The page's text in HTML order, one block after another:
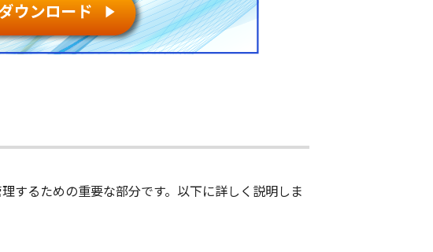
するための重要な部分です。以下に詳しく説明しま